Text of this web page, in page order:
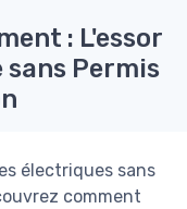
: L'essor
sans Permis
électriques sans
comment